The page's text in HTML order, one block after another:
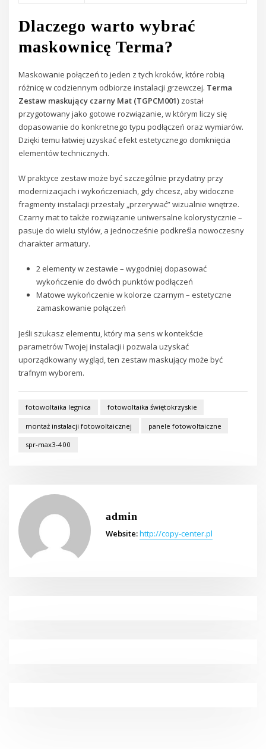
Dlaczego warto wybrać
maskownicę Terma?
Maskowanie połączeń to jeden z tych kroków, które robią
różnicę w codziennym odbiorze instalacji grzewczej. Terma
Zestaw maskujący czarny Mat (TGPCM001) został
przygotowany jako gotowe rozwiązanie, w którym liczy się
dopasowanie do konkretnego typu podłączeń oraz wymiarów.
Dzięki temu łatwiej uzyskać efekt estetycznego domknięcia
elementów technicznych.
W praktyce zestaw może być szczególnie przydatny przy
modernizacjach i wykończeniach, gdy chcesz, aby widoczne
fragmenty instalacji przestały „przerywać” wizualnie wnętrze.
Czarny mat to także rozwiązanie uniwersalne kolorystycznie –
pasuje do wielu stylów, a jednocześnie podkreśla nowoczesny
charakter armatury.
2 elementy w zestawie – wygodniej dopasować
wykończenie do dwóch punktów podłączeń
Matowe wykończenie w kolorze czarnym – estetyczne
zamaskowanie połączeń
Jeśli szukasz elementu, który ma sens w kontekście
parametrów Twojej instalacji i pozwala uzyskać
uporządkowany wygląd, ten zestaw maskujący może być
trafnym wyborem.
fotowoltaika legnica fotowoltaika świętokrzyskie
montaż instalacji fotowoltaicznej panele fotowoltaiczne
spr-max3-400
admin
Website:http://copy-center.pl